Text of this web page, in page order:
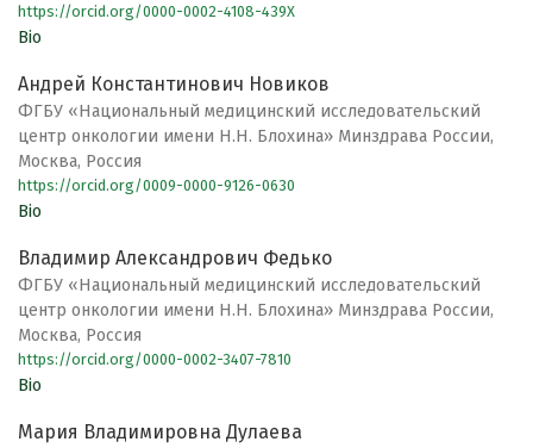
https://orcid.org/0000-0002-4108-439X
Bio
Андрей Константинович Новиков
ФГБУ «Национальный медицинский исследовательский
центр онкологии имени Н.Н. Блохина» Минздрава России,
Москва, Россия
https://orcid.org/0009-0000-9126-0630
Bio
Владимир Александрович Федько
ФГБУ «Национальный медицинский исследовательский
центр онкологии имени Н.Н. Блохина» Минздрава России,
Москва, Россия
https://orcid.org/0000-0002-3407-7810
Bio
Мария Владимировна Дулаева